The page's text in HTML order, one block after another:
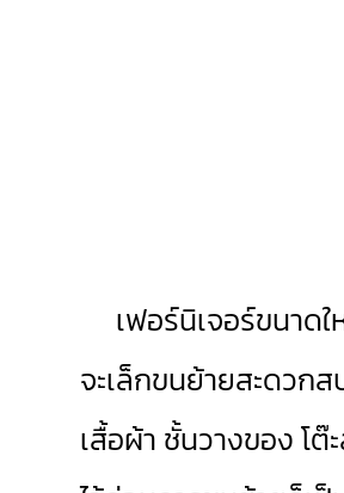
เฟอร์นิเจอร์ขนาด
จะเล็กขนย้ายสะดวก
เสื้อผ้า ชั้นวางของ โ